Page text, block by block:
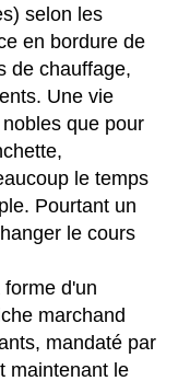
selon les
en bordure de
de chauffage,
Une vie
que pour
le temps
Pourtant un
le cours
d'un
marchand
mandaté par
maintenant le